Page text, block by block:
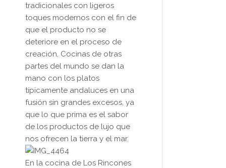
tradicionales con ligeros
toques modernos con el fin de
que el producto no se
deteriore en el proceso de
creación. Cocinas de otras
partes del mundo se dan la
mano con los platos
típicamente andaluces en una
fusión sin grandes excesos, ya
que lo que prima es el sabor
de los productos de lujo que
nos ofrecen la tierra y el mar.
En la cocina de Los Rincones